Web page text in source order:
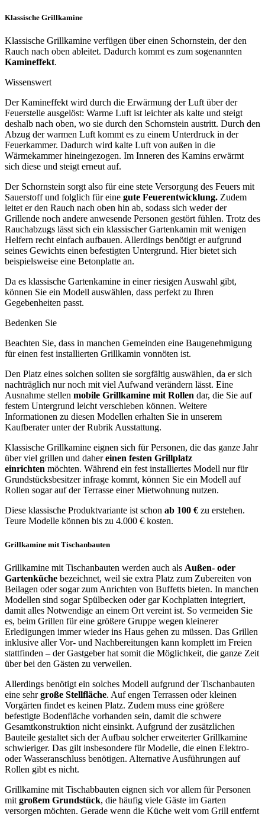
Klassische Grillkamine
Klassische Grillkamine verfügen über einen Schornstein, der den
Rauch nach oben ableitet. Dadurch kommt es zum sogenannten
Kamineffekt.
Wissenswert
Der Kamineffekt wird durch die Erwärmung der Luft über der
Feuerstelle ausgelöst: Warme Luft ist leichter als kalte und steigt
deshalb nach oben, wo sie durch den Schornstein austritt. Durch den
Abzug der warmen Luft kommt es zu einem Unterdruck in der
Feuerkammer. Dadurch wird kalte Luft von außen in die
Wärmekammer hineingezogen. Im Inneren des Kamins erwärmt
sich diese und steigt erneut auf.
Der Schornstein sorgt also für eine stete Versorgung des Feuers mit
Sauerstoff und folglich für eine gute Feuerentwicklung. Zudem
leitet er den Rauch nach oben hin ab, sodass sich weder der
Grillende noch andere anwesende Personen gestört fühlen. Trotz des
Rauchabzugs lässt sich ein klassischer Gartenkamin mit wenigen
Helfern recht einfach aufbauen. Allerdings benötigt er aufgrund
seines Gewichts einen befestigten Untergrund. Hier bietet sich
beispielsweise eine Betonplatte an.
Da es klassische Gartenkamine in einer riesigen Auswahl gibt,
können Sie ein Modell auswählen, dass perfekt zu Ihren
Gegebenheiten passt.
Bedenken Sie
Beachten Sie, dass in manchen Gemeinden eine Baugenehmigung
für einen fest installierten Grillkamin vonnöten ist.
Den Platz eines solchen sollten sie sorgfältig auswählen, da er sich
nachträglich nur noch mit viel Aufwand verändern lässt. Eine
Ausnahme stellen mobile Grillkamine mit Rollen dar, die Sie auf
festem Untergrund leicht verschieben können. Weitere
Informationen zu diesen Modellen erhalten Sie in unserem
Kaufberater unter der Rubrik Ausstattung.
Klassische Grillkamine eignen sich für Personen, die das ganze Jahr
über viel grillen und dahereinen festen Grillplatz
einrichten möchten. Während ein fest installiertes Modell nur für
Grundstücksbesitzer infrage kommt, können Sie ein Modell auf
Rollen sogar auf der Terrasse einer Mietwohnung nutzen.
Diese klassische Produktvariante ist schon ab 100 € zu erstehen.
Teure Modelle können bis zu 4.000 € kosten.
Grillkamine mit Tischanbauten
Grillkamine mit Tischanbauten werden auch als Außen- oder
Gartenküche bezeichnet, weil sie extra Platz zum Zubereiten von
Beilagen oder sogar zum Anrichten von Buffetts bieten. In manchen
Modellen sind sogar Spülbecken oder gar Kochplatten integriert,
damit alles Notwendige an einem Ort vereint ist. So vermeiden Sie
es, beim Grillen für eine größere Gruppe wegen kleinerer
Erledigungen immer wieder ins Haus gehen zu müssen. Das Grillen
inklusive aller Vor- und Nachbereitungen kann komplett im Freien
stattfinden – der Gastgeber hat somit die Möglichkeit, die ganze Zeit
über bei den Gästen zu verweilen.
Allerdings benötigt ein solches Modell aufgrund der Tischanbauten
eine sehrgroße Stellfläche. Auf engen Terrassen oder kleinen
Vorgärten findet es keinen Platz. Zudem muss eine größere
befestigte Bodenfläche vorhanden sein, damit die schwere
Gesamtkonstruktion nicht einsinkt. Aufgrund der zusätzlichen
Bauteile gestaltet sich der Aufbau solcher erweiterter Grillkamine
schwieriger. Das gilt insbesondere für Modelle, die einen Elektro-
oder Wasseranschluss benötigen. Alternative Ausführungen auf
Rollen gibt es nicht.
Grillkamine mit Tischabbauten eignen sich vor allem für Personen
mit großem Grundstück, die häufig viele Gäste im Garten
versorgen möchten. Gerade wenn die Küche weit vom Grill entfernt